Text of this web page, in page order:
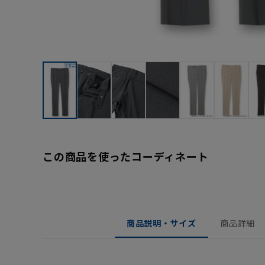
この商品を使ったコーディネート
商品説明・サイズ 商品詳細